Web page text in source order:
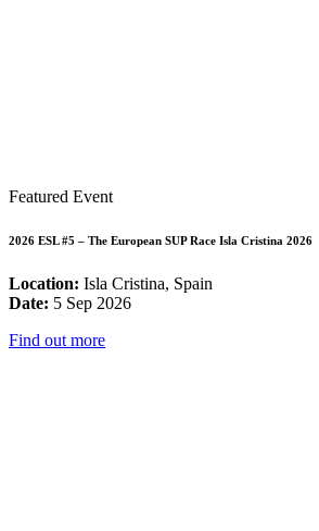
Featured Event
2026 ESL #5 – The European SUP Race Isla Cristina 2026
Location: Isla Cristina, Spain
Date: 5 Sep 2026
Find out more